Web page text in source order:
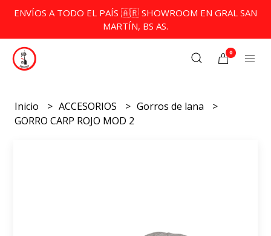
ENVÍOS A TODO EL PAÍS 🇦🇷 SHOWROOM EN GRAL SAN
MARTÍN, BS AS.
0
Inicio ACCESORIOS
Gorros de lana
GORRO CARP ROJO MOD 2